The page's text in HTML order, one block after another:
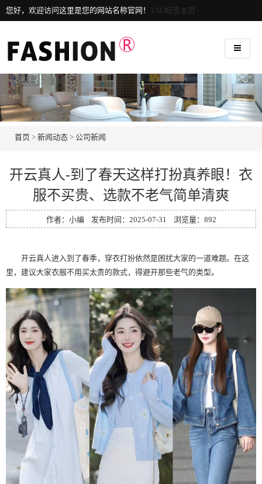
您好，欢迎访问这里是您的网站名称官网！ TAG标签主页
首页 > 新闻动态 > 公司新闻
开云真人-到了春天这样打扮真养眼！衣
服不买贵、选款不老气简单清爽
作者：小编 发布时间：2025-07-31 浏览量： 892
开云真人进入到了春季，穿衣打扮依然是困扰大家的一道难题。在这
里，建议大家衣服不用买太贵的款式，得避开那些老气的类型。